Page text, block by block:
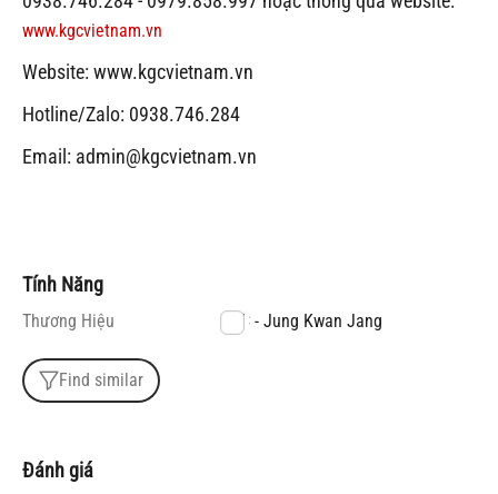
www.kgcvietnam.vn
Website: www.kgcvietnam.vn
Hotline/Zalo: 0938.746.284
Email: admin@kgcvietnam.vn
Tính Năng
Thương Hiệu KGC - Jung Kwan Jang
Find similar
Đánh giá